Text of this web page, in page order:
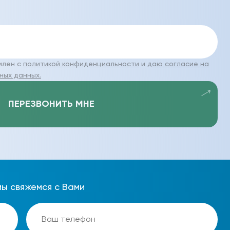
с политикой конфиденциальности и даю согласие на
данных.
ПЕРЕЗВОНИТЬ МНЕ
свяжемся с Вами